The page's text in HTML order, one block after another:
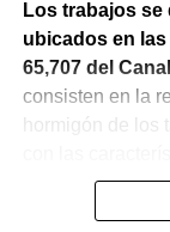
Los trabajos
ubicados en las
65,707 del
consisten en la
hormigón de los
La obra incluye